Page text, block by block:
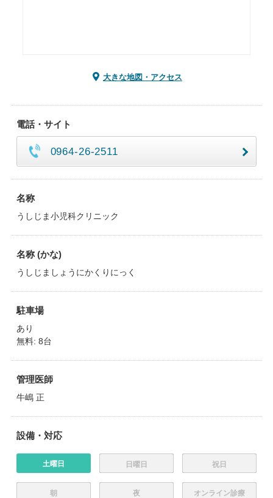
大きな地図・アクセス
電話・サイト
0964-26-2511
名称
うしじま小児科クリニック
名称 (かな)
うしじましょうにかくりにっく
駐車場
あり
無料: 8台
管理医師
牛嶋 正
設備・対応
土曜日 日曜日 祝日
朝 夜 オンライン診療